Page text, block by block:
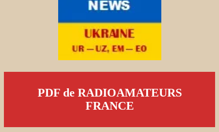
PDF de RADIOAMATEURS
FRANCE